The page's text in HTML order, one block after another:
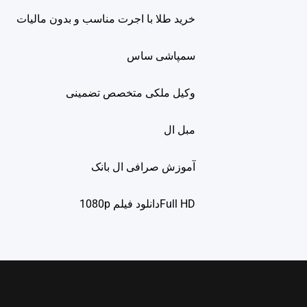
خرید طلا با اجرت مناسب و بدون مالیات
سمپاشی ساس
وکیل ملکی متخصص تضمینی
مبل ال
آموزش صرافی ال بانک
Full HDدانلود فيلم 1080p